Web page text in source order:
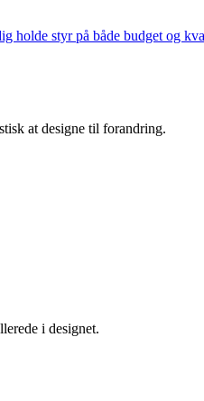
holde styr på både budget og
at designe til forandring.
i designet.